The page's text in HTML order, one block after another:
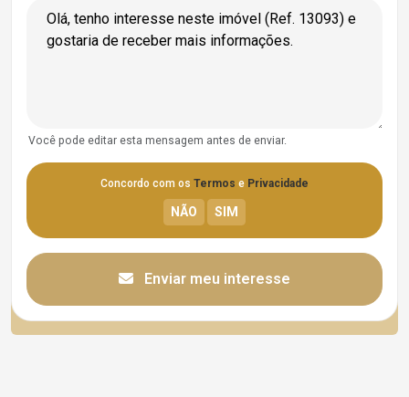
Você pode editar esta mensagem antes de enviar.
Concordo com os Termos e Privacidade
Enviar meu interesse